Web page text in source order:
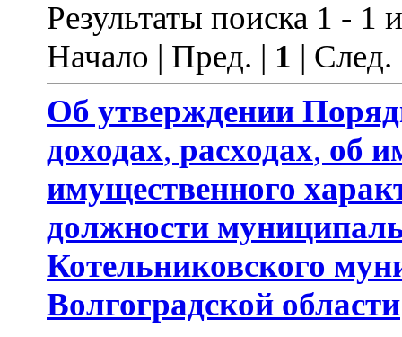
Результаты поиска 1 - 1
Начало | Пред. | 1 |
Об утверждении
доходах, расходах, об
имущественного
должности
Котельниковского
Волгоградской области